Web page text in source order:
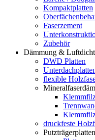
Kompaktplatten
Faserzement
Zubehör
Dämmung &
DWD Platten
flexible
druckfeste
Putzträgerplatten